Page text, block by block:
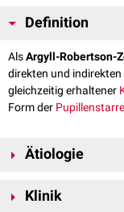
Definition
AlsArgyll-Robertson-
direkten und indirekten
gleichzeitig erhaltener
Form der Pupillenstarre
Ätiologie
angesehen. Es soll die
Klinik